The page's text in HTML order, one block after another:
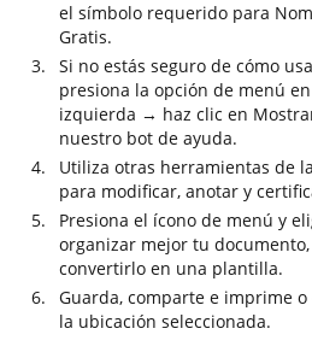
el símbolo requerido para
Gratis.
Si no estás seguro de cómo
presiona la opción de menú
izquierda → haz clic en
nuestro bot de ayuda.
Utiliza otras herramientas de
para modificar, anotar y
Presiona el ícono de menú y
organizar mejor tu
convertirlo en una plantilla.
Guarda, comparte e imprime
la ubicación seleccionada.